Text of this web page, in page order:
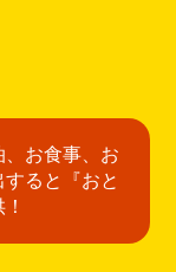
お食事、お
ると『おと